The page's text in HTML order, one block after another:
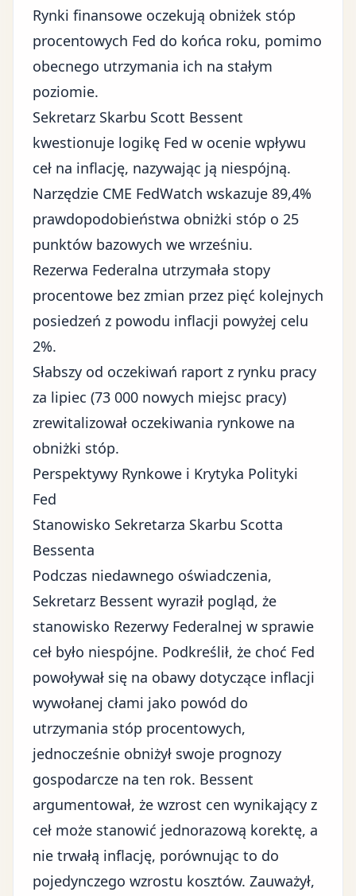
Rynki finansowe oczekują obniżek stóp
procentowych Fed do końca roku, pomimo
obecnego utrzymania ich na stałym
poziomie.
Sekretarz Skarbu Scott Bessent
kwestionuje logikę Fed w ocenie wpływu
ceł na inflację, nazywając ją niespójną.
Narzędzie CME FedWatch wskazuje 89,4%
prawdopodobieństwa obniżki stóp o 25
punktów bazowych we wrześniu.
Rezerwa Federalna utrzymała stopy
procentowe bez zmian przez pięć kolejnych
posiedzeń z powodu inflacji powyżej celu
2%.
Słabszy od oczekiwań raport z rynku pracy
za lipiec (73 000 nowych miejsc pracy)
zrewitalizował oczekiwania rynkowe na
obniżki stóp.
Perspektywy Rynkowe i Krytyka Polityki
Fed
Stanowisko Sekretarza Skarbu Scotta
Bessenta
Podczas niedawnego oświadczenia,
Sekretarz Bessent wyraził pogląd, że
stanowisko Rezerwy Federalnej w sprawie
ceł było niespójne. Podkreślił, że choć Fed
powoływał się na obawy dotyczące inflacji
wywołanej cłami jako powód do
utrzymania stóp procentowych,
jednocześnie obniżył swoje prognozy
gospodarcze na ten rok. Bessent
argumentował, że wzrost cen wynikający z
ceł może stanowić jednorazową korektę, a
nie trwałą inflację, porównując to do
pojedynczego wzrostu kosztów. Zauważył,